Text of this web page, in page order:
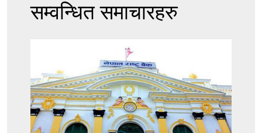
सम्वन्धित समाचारहरु